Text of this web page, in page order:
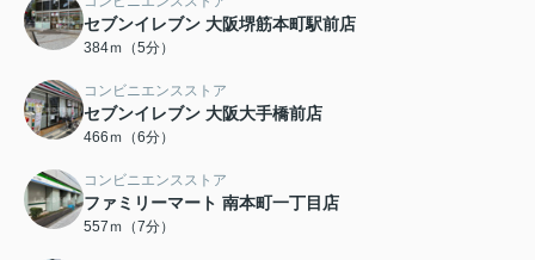
セブンイレブン 大阪堺筋本町駅前店
384ｍ（5分）
コンビニエンスストア
セブンイレブン 大阪大手橋前店
466ｍ（6分）
コンビニエンスストア
ファミリーマート 南本町一丁目店
557ｍ（7分）